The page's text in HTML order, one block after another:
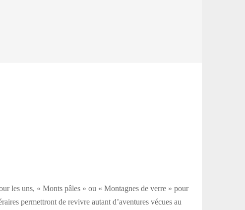
les uns, « Monts pâles » ou « Montagnes de verre » pour
permettront de revivre autant d’aventures vécues au